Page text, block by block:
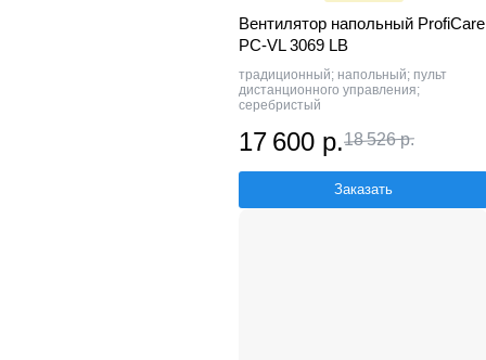
Вентилятор напольный ProfiCare
PC-VL 3069 LB
традиционный; напольный; пульт
дистанционного управления;
серебристый
17 600 р.18 526 р.
Заказать